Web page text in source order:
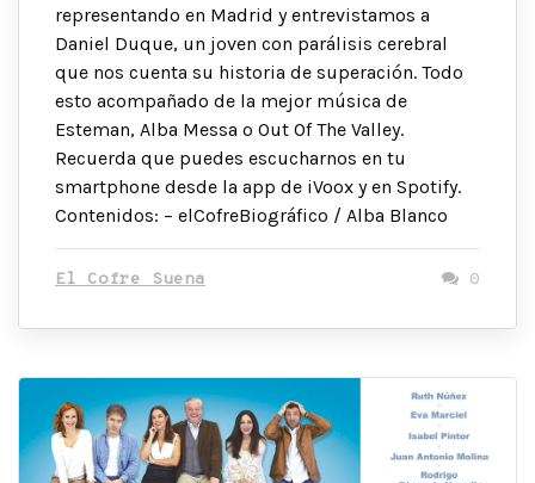
representando en Madrid y entrevistamos a
Daniel Duque, un joven con parálisis cerebral
que nos cuenta su historia de superación. Todo
esto acompañado de la mejor música de
Esteman, Alba Messa o Out Of The Valley.
Recuerda que puedes escucharnos en tu
smartphone desde la app de iVoox y en Spotify.
Contenidos: – elCofreBiográfico / Alba Blanco
El Cofre Suena 0